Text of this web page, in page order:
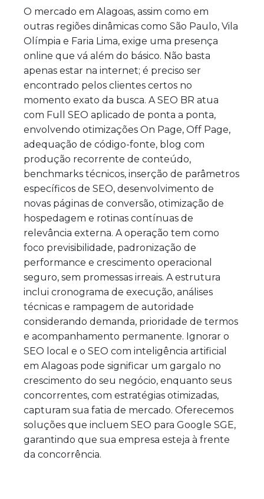
O mercado em Alagoas, assim como em
outras regiões dinâmicas como São Paulo, Vila
Olímpia e Faria Lima, exige uma presença
online que vá além do básico. Não basta
apenas estar na internet; é preciso ser
encontrado pelos clientes certos no
momento exato da busca. A SEO BR atua
com Full SEO aplicado de ponta a ponta,
envolvendo otimizações On Page, Off Page,
adequação de código-fonte, blog com
produção recorrente de conteúdo,
benchmarks técnicos, inserção de parâmetros
específicos de SEO, desenvolvimento de
novas páginas de conversão, otimização de
hospedagem e rotinas contínuas de
relevância externa. A operação tem como
foco previsibilidade, padronização de
performance e crescimento operacional
seguro, sem promessas irreais. A estrutura
inclui cronograma de execução, análises
técnicas e rampagem de autoridade
considerando demanda, prioridade de termos
e acompanhamento permanente. Ignorar o
SEO local e o SEO com inteligência artificial
em Alagoas pode significar um gargalo no
crescimento do seu negócio, enquanto seus
concorrentes, com estratégias otimizadas,
capturam sua fatia de mercado. Oferecemos
soluções que incluem SEO para Google SGE,
garantindo que sua empresa esteja à frente
da concorrência.